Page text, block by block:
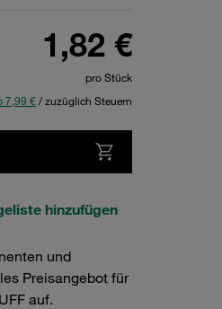
1,82 €
pro Stück
7,99 €/ zuzüglich Steuern
hinzufügen
und
Preisangebot für
auf.